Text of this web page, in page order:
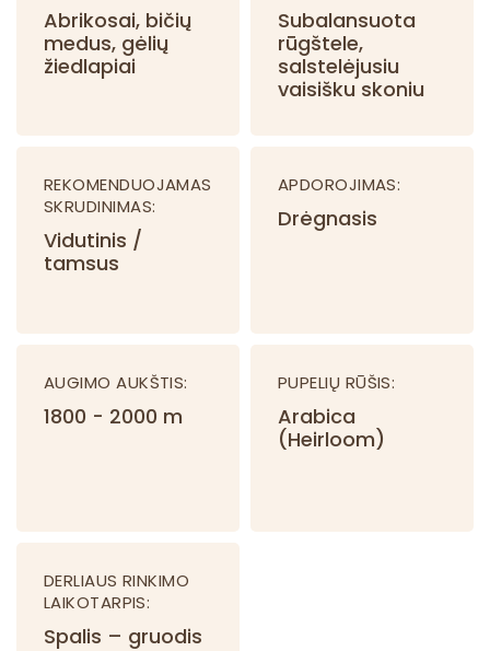
Abrikosai, bičių
medus, gėlių
žiedlapiai
Subalansuota
rūgštele,
salstelėjusiu
vaisišku skoniu
REKOMENDUOJAMAS
SKRUDINIMAS:
Vidutinis /
tamsus
APDOROJIMAS:
Drėgnasis
AUGIMO AUKŠTIS:
1800 - 2000 m
PUPELIŲ RŪŠIS:
Arabica
(Heirloom)
DERLIAUS RINKIMO
LAIKOTARPIS:
Spalis – gruodis